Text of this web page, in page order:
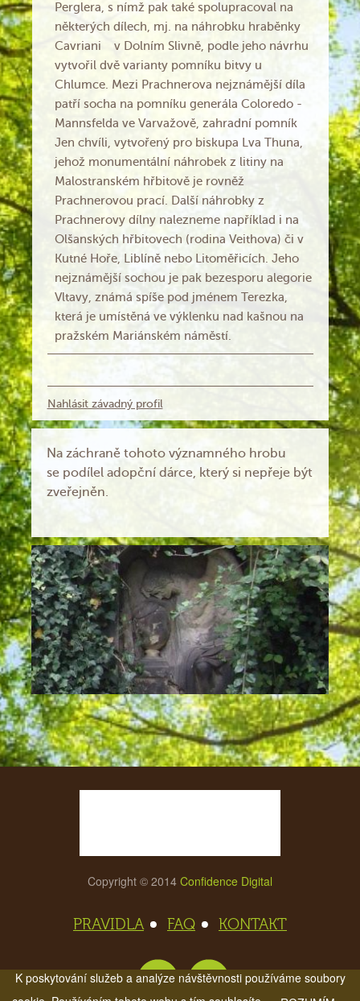
Perglera, s nímž pak také spolupracoval na
některých dílech, mj. na náhrobku hraběnky
Cavriani v Dolním Slivně, podle jeho návrhu
vytvořil dvě varianty pomníku bitvy u
Chlumce. Mezi Prachnerova nejznámější díla
patří socha na pomníku generála Coloredo -
Mannsfelda ve Varvažově, zahradní pomník
Jen chvíli, vytvořený pro biskupa Lva Thuna,
jehož monumentální náhrobek z litiny na
Malostranském hřbitově je rovněž
Prachnerovou prací. Další náhrobky z
Prachnerovy dílny nalezneme například i na
Olšanských hřbitovech (rodina Veithova) či v
Kutné Hoře, Liblíně nebo Litoměřicích. Jeho
nejznámější sochou je pak bezesporu alegorie
Vltavy, známá spíše pod jménem Terezka,
která je umístěná ve výklenku nad kašnou na
pražském Mariánském náměstí.
Nahlásit závadný profil
Na záchraně tohoto významného hrobu
se podílel adopční dárce, který si nepřeje být
zveřejněn.
Copyright © 2014 Confidence Digital
PRAVIDLA FAQ KONTAKT
K poskytování služeb a analýze návštěvnosti používáme soubory